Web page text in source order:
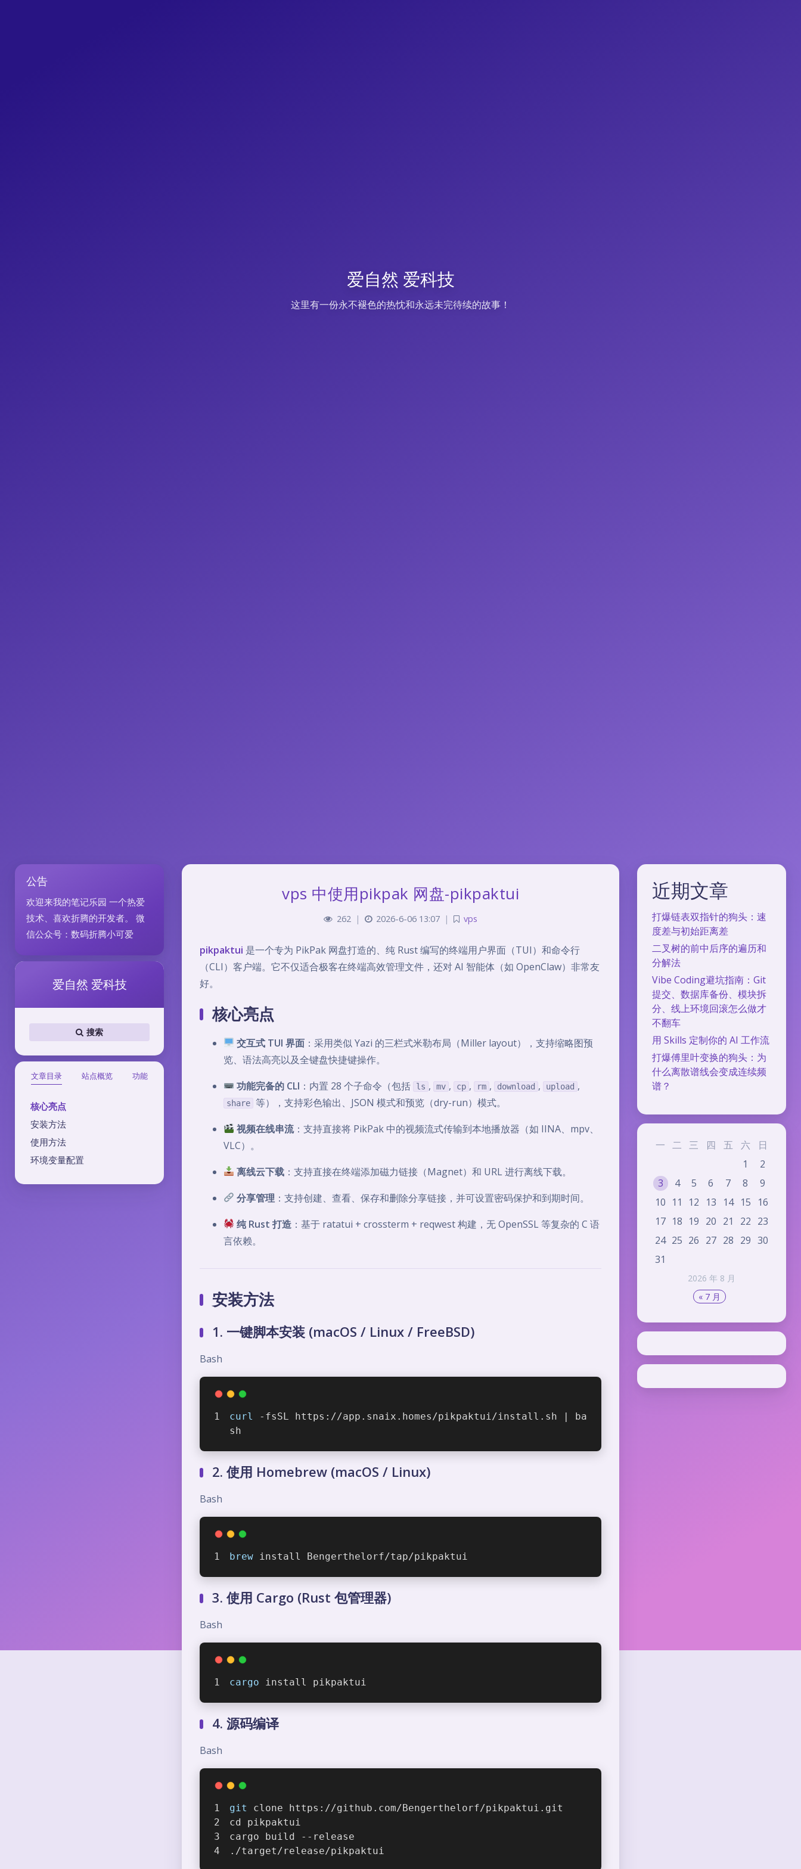
爱自然 爱科技
这里有一份永不褪色的热忱和永远未完待续的故事！
公告
欢迎来我的笔记乐园 一个热爱
技术、喜欢折腾的开发者。 微
信公众号：数码折腾小可爱
爱自然 爱科技
搜索
文章目录 站点概览 功能
核心亮点
安装方法
使用方法
环境变量配置
近期文章
打爆链表双指针的狗头：速
度差与初始距离差
二叉树的前中后序的遍历和
分解法
Vibe Coding避坑指南：Git
提交、数据库备份、模块拆
分、线上环境回滚怎么做才
不翻车
用 Skills 定制你的 AI 工作流
打爆傅里叶变换的狗头：为
什么离散谱线会变成连续频
谱？
2026 年 8 月
一 二 三 四 五 六
日
1
2
3
4 5 6 7 8
9
10 11 12 13 14 15
16
17 18 19 20 21 22 23
24 25 26 27 28 29 30
31
« 7 月
vps 中使用pikpak 网盘-pikpaktui
262 | 2026-6-06 13:07 | vps
pikpaktui 是一个专为 PikPak 网盘打造的、纯 Rust 编写的终端用户界面（TUI）和命令行
（CLI）客户端。它不仅适合极客在终端高效管理文件，还对 AI 智能体（如 OpenClaw）非常友
好。
核心亮点
交互式 TUI 界面 ：采用类似 Yazi 的三栏式米勒布局（Miller layout），支持缩略图预
览、语法高亮以及全键盘快捷键操作。
功能完备的 CLI ：内置 28 个子命令（包括 ls , mv , cp , rm , download , upload ,
share
等），支持彩色输出、JSON 模式和预览（dry-run）模式。
视频在线串流：支持直接将 PikPak 中的视频流式传输到本地播放器（如 IINA、mpv、
VLC）。
离线云下载 ：支持直接在终端添加磁力链接（Magnet）和 URL 进行离线下载。
分享管理 ：支持创建、查看、保存和删除分享链接，并可设置密码保护和到期时间。
纯 Rust 打造 ：基于 ratatui + crossterm + reqwest 构建，无 OpenSSL 等复杂的 C 语
言依赖。
安装方法
1. 一键脚本安装 (macOS / Linux / FreeBSD)
Bash
curl
-fsSL https://app.snaix.homes/pikpaktui/install.sh | ba
sh
2. 使用 Homebrew (macOS / Linux)
Bash
brew install Bengerthelorf/tap/pikpaktui
3. 使用 Cargo (Rust 包管理器)
Bash
cargo install pikpaktui
4. 源码编译
Bash
git
clone https://github.com/Bengerthelorf/pikpaktui.git
cd pikpaktui
cargo build --release
./target/release/pikpaktui